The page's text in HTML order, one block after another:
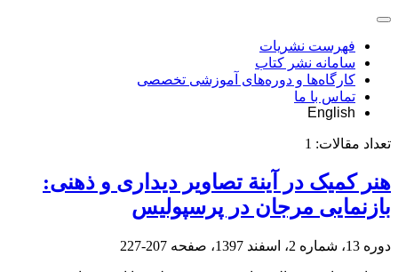
فهرست نشریات
سامانه نشر کتاب
کارگاه‌ها و دوره‌های آموزشی تخصصی
تماس با ما
English
تعداد مقالات: 1
هنر کمیک در آینة تصاویر دیداری و ذهنی:
بازنمایی مرجان در پرسپولیس
دوره 13، شماره 2، اسفند 1397، صفحه 207-227